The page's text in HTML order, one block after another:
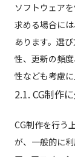
ソフトウェア
求める場合に
あります。選
性、更新の頻
性なども考慮
2.1. CG制作
CG制作を行う
が、一般的に